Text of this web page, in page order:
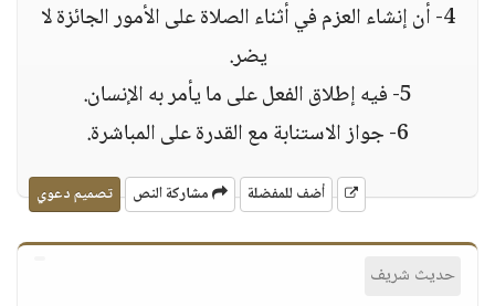
4- أن إنشاء العزم في أثناء الصلاة على الأمور الجائزة لا
يضر.
5- فيه إطلاق الفعل على ما يأمر به الإنسان.
6- جواز الاستنابة مع القدرة على المباشرة.
أضف للمفضلة مشاركة النص تصميم دعوي
حديث شريف